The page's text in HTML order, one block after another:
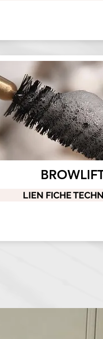
LIEN FICHE